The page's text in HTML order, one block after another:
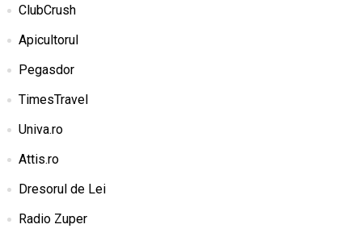
ClubCrush
Apicultorul
Pegasdor
TimesTravel
Univa.ro
Attis.ro
Dresorul de Lei
Radio Zuper